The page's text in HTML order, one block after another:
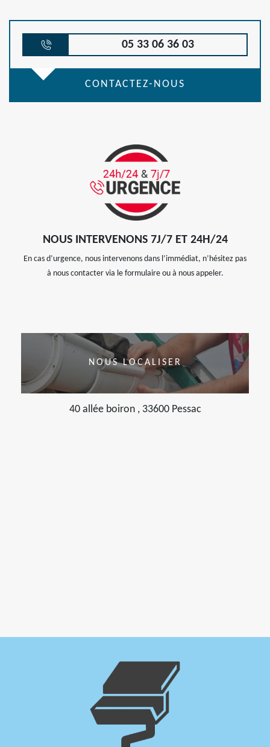
05 33 06 36 03
CONTACTEZ-NOUS
NOUS INTERVENONS 7J/7 ET 24H/24
En cas d’urgence, nous intervenons dans l’immédiat, n’hésitez pas
à nous contacter via le formulaire ou à nous appeler.
NOUS LOCALISER
40 allée boiron , 33600 Pessac